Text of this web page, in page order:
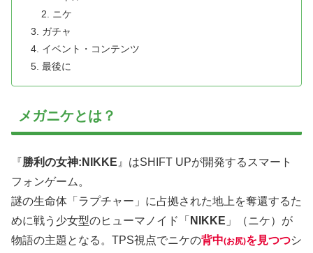
ニケ
ガチャ
イベント・コンテンツ
最後に
メガニケとは？
『勝利の女神:NIKKE 』はSHIFT UPが開発するスマート
フォンゲーム。
謎の生命体「ラプチャー」に占拠された地上を奪還するた
めに戦う少女型のヒューマノイド「 NIKKE 」（ニケ）が
物語の主題となる。TPS視点でニケの背中(お尻)を見つつシ